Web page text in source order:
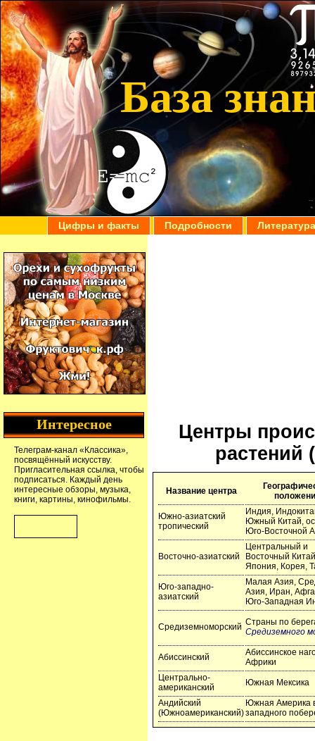
База
Цифры и факты Подробности Литература
Центры
растений
Название центра
Южно-азиатский
тропический
Индия,
Южный Китай,
Юго-Восточной
Восточно-азиатский
Центральный и
Восточный
Япония, Корея,
Юго-западно-
азиатский
Малая Азия,
Азия, Иран,
Юго-Западная
Средиземноморский Страны по
Средиземного
Абиссинский
Абиссинское
Африки
Центрально-
американский
Южная Мексика
Андийский
(Южноамериканский)
Южная Америка
западного
Интересное
Телеграм-канал «Классика»,
посвящённый искусству.
Пригласительная ссылка, чтобы
подписаться. Каждый день
интересные обзоры, музыка,
книги, картины, кинофильмы.